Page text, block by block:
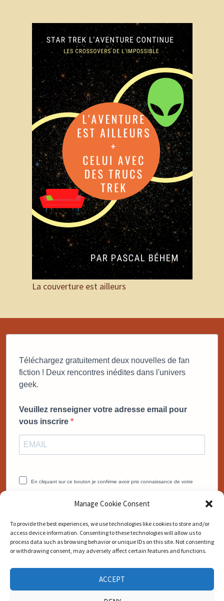
Manage Cookie Consent
To provide the best experiences, we use technologies like cookies to store and/or
access device information. Consenting to these technologies will allow us to
process data such as browsing behavior or unique IDs on this site. Not consenting
or withdrawing consent, may adversely affect certain features and functions.
ACCEPT
La couverture est ailleurs
Téléchargez gratuitement deux nouvelles de fan
fiction ! Deux rencontres inédites dans l'univers
geek.
Veuillez renseigner votre adresse email pour
vous inscrire
En cliquant sur ce bouton je confirme avoir pris connaissance de votre
Vous pouvez vous désinscrire à tout moment en cliquant sur le lien
JE VEUX MON BONUS MAINTENANT